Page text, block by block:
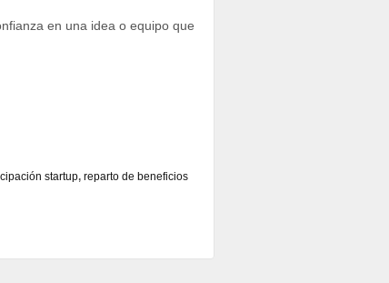
en una idea o equipo que
startup, reparto de beneficios